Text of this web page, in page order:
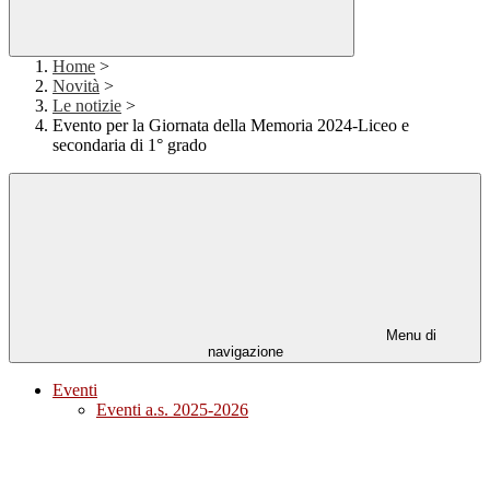
Home >
Novità >
Le notizie >
Evento per la Giornata della Memoria 2024-Liceo e
secondaria di 1° grado
Menu di
navigazione
Eventi
Eventi a.s. 2025-2026